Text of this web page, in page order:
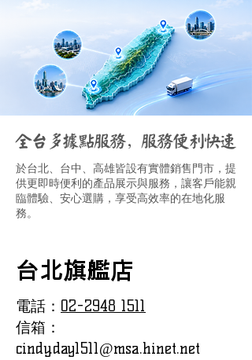
全台多據點服務，服務便利快速
於台北、台中、高雄皆設有實體銷售門市，提
供更即時便利的產品展示與服務，讓客戶能親
臨體驗、安心選購，享受高效率的在地化服
務。
台北旗艦店
電話： 02-2948 1511
信箱：
cindy.day1511@msa.hinet.net